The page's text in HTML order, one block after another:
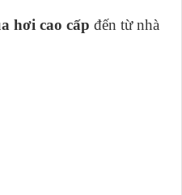
hơi cao cấp đến từ nhà